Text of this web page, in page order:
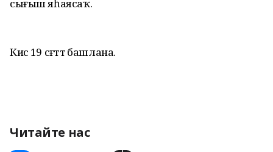
сығыш яһаясаҡ.
Кисә 19 сәғәттә башлана.
Читайте нас